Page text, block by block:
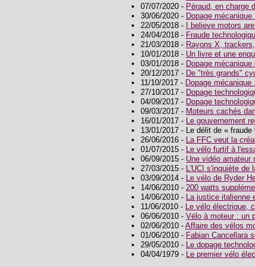
07/07/2020 - Péraud, en charge
30/06/2020 - Dopage
22/05/2018 -
I believe motors
24/04/2018 - Fraude
21/03/2018 - Rayons X,
10/01/2018 - Un livre et une
03/01/2018 - Dopage
20/12/2017 - De "très grands"
11/10/2017 - Dopage
27/10/2017 - Dopage
04/09/2017 - Dopage
09/03/2017 - Moteurs cachés
16/01/2017 - Le gouvernement
13/01/2017 - Le délit de «
26/06/2016 - La FFC veut la
01/07/2015 - Le vélo furtif à
06/09/2015 - Une vidéo amateur
27/03/2015 - L'UCI s'inquiète de
03/09/2014 - Le vélo de Ryder
14/06/2010 - 200 watts
14/06/2010 - La justice italienne
11/06/2010 - Le vélo électrique,
06/06/2010 - Vélo à moteur : un
02/06/2010 - Affaire des vélos
01/06/2010 - Fabian Cancellara
29/05/2010 - Le dopage
04/04/1979 - Le premier vélo